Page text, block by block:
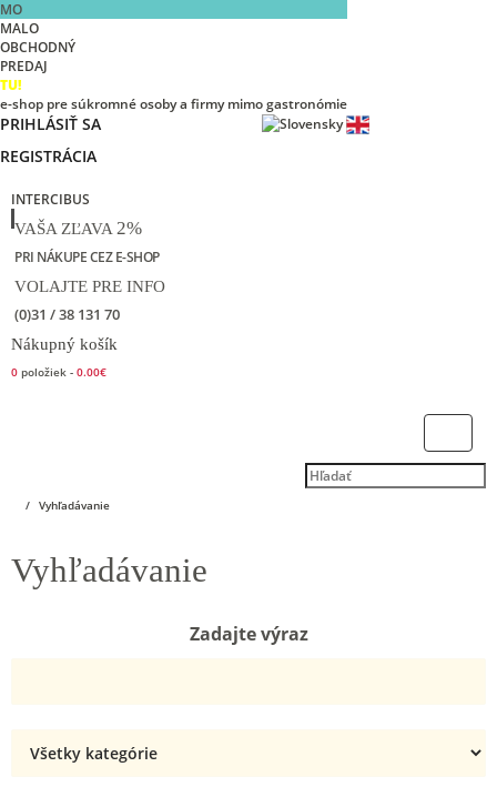
MO
MALO
OBCHODNÝ
PREDAJ
TU!
e-shop pre súkromné osoby a firmy mimo gastronómie
PRIHLÁSIŤ SA
REGISTRÁCIA
INTERCIBUS
VAŠA ZĽAVA 2%
PRI NÁKUPE CEZ E-SHOP
VOLAJTE PRE INFO
(0)31 / 38 131 70
Nákupný košík
0 položiek - 0.00€
Vyhľadávanie
Vyhľadávanie
Zadajte výraz